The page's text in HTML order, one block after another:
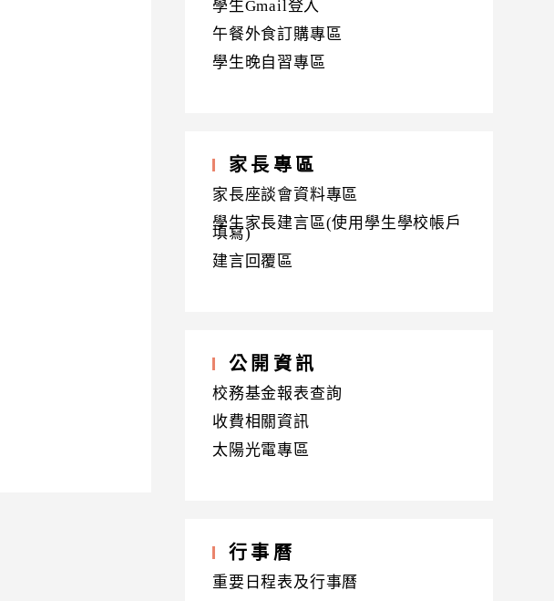
學生Gmail登入
午餐外食訂購專區
學生晚自習專區
家長專區
家長座談會資料專區
學生家長建言區(使用學生學校帳戶
填寫)
建言回覆區
公開資訊
校務基金報表查詢
收費相關資訊
太陽光電專區
行事曆
重要日程表及行事曆